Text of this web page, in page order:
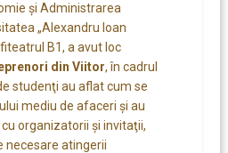
și Administrarea
„Alexandru Ioan
B1, a avut loc
din Viitor, în cadrul
studenţi au aflat cum se
mediu de afaceri și au
organizatorii şi invitaţii,
necesare atingerii